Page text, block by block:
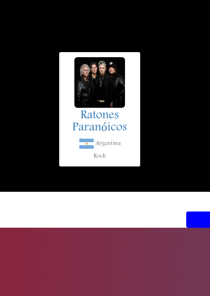
Ratones
Paranóicos
Argentina
Rock